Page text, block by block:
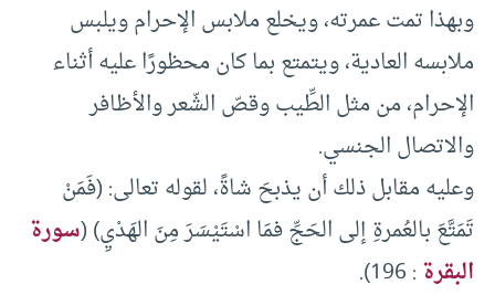
وبهذا تمت عمرته، ويخلع ملابس الإحرام ويلبس
ملابسه العادية، ويتمتع بما كان محظورًا عليه أثناء
الإحرام، من مثل الطِّيب وقصّ الشّعر والأظافر
والاتصال الجنسي.
وعليه مقابل ذلك أن يذبحَ شاةً، لقوله تعالى: (فَمَنْ
تَمَتَّعَ بالعُمرةِ إلى الحَجِّ فمَا اسْتَيْسَرَ مِنَ الهَدْيِ) (سورة
البقرة: 196).